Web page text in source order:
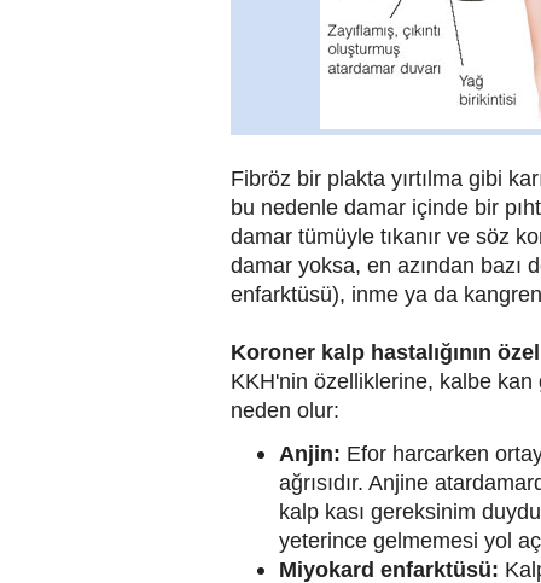
Fibröz bir plakta yırtılma gibi
bu nedenle damar içinde bir
damar tümüyle tıkanır ve söz
damar yoksa, en azından bazı
enfarktüsü), inme ya da
Koroner kalp hastalığının
KKH'nin özelliklerine, kalbe
neden olur:
Anjin: Efor harcarken
ağrısıdır. Anjine
kalp kası gereksinim
yeterince gelmemesi yol
Miyokard enfarktüsü: